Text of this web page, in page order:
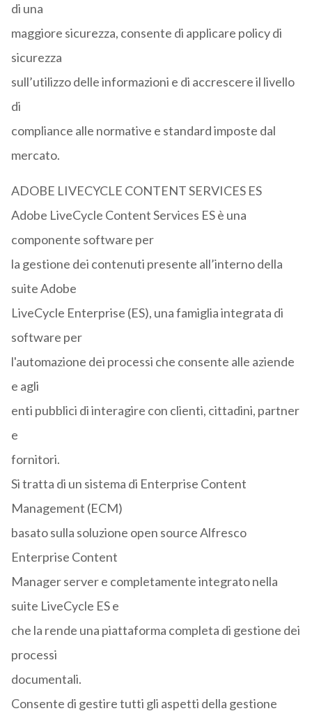
di una
maggiore sicurezza, consente di applicare policy di
sicurezza
sull’utilizzo delle informazioni e di accrescere il livello
di
compliance alle normative e standard imposte dal
mercato.
ADOBE LIVECYCLE CONTENT SERVICES ES
Adobe LiveCycle Content Services ES è una
componente software per
la gestione dei contenuti presente all’interno della
suite Adobe
LiveCycle Enterprise (ES), una famiglia integrata di
software per
l'automazione dei processi che consente alle aziende
e agli
enti pubblici di interagire con clienti, cittadini, partner
e
fornitori.
Si tratta di un sistema di Enterprise Content
Management (ECM)
basato sulla soluzione open source Alfresco
Enterprise Content
Manager server e completamente integrato nella
suite LiveCycle ES e
che la rende una piattaforma completa di gestione dei
processi
documentali.
Consente di gestire tutti gli aspetti della gestione